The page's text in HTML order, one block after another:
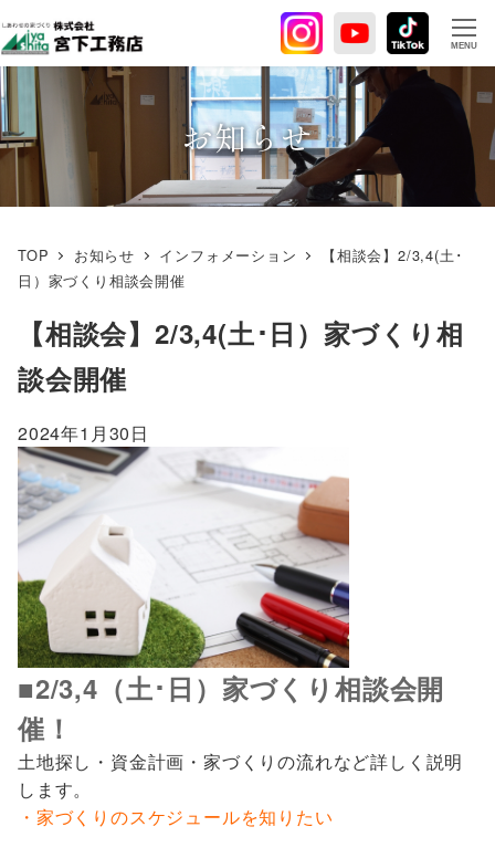
イ
ン
コ
ン
テ
ン
ツ
MENU
お知らせ
TOP お知らせ インフォメーション
【相談会】2/3,4(土･
日）家づくり相談会開催
【相談会】2/3,4(土･日）家づくり相
談会開催
2024年1月30日
■2/3,4（土･日）家づくり相談会開
催！
土地探し・資金計画・家づくりの流れなど詳しく説明
します。
・家づくりのスケジュールを知りたい